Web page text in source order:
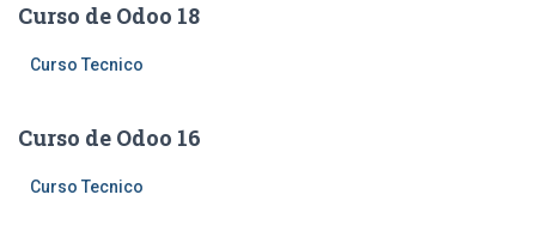
r
Curso de Odoo 18
Curso Tecnico
Curso de Odoo 16
Curso Tecnico